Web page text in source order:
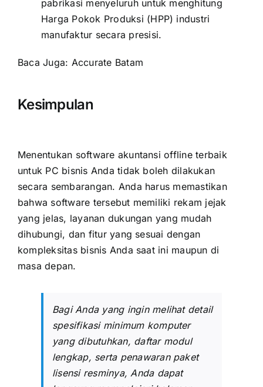
pabrikasi menyeluruh untuk menghitung
Harga Pokok Produksi (HPP) industri
manufaktur secara presisi.
Baca Juga: Accurate Batam
Kesimpulan
Menentukan software akuntansi offline terbaik
untuk PC bisnis Anda tidak boleh dilakukan
secara sembarangan. Anda harus memastikan
bahwa software tersebut memiliki rekam jejak
yang jelas, layanan dukungan yang mudah
dihubungi, dan fitur yang sesuai dengan
kompleksitas bisnis Anda saat ini maupun di
masa depan.
Bagi Anda yang ingin melihat detail
spesifikasi minimum komputer
yang dibutuhkan, daftar modul
lengkap, serta penawaran paket
lisensi resminya, Anda dapat